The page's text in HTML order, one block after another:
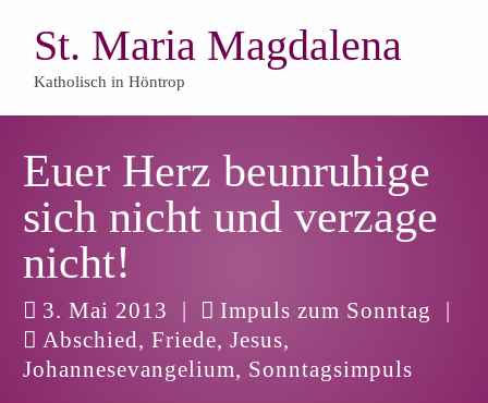
St. Maria Magdalena
Katholisch in Höntrop
Euer Herz beunruhige
sich nicht und verzage
nicht!
3. Mai 2013 | Impuls zum Sonntag
|
Abschied,Friede,Jesus,
Johannesevangelium, Sonntagsimpuls